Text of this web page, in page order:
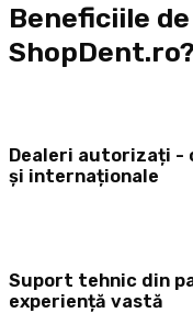
Beneficiile
ShopDent.ro?
Dealeri autorizați -
și internaționale
Suport tehnic din
experiență vastă